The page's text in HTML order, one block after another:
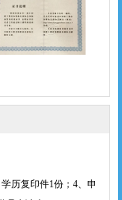
历复印件1份；4、申